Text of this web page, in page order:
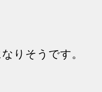
りそうです。